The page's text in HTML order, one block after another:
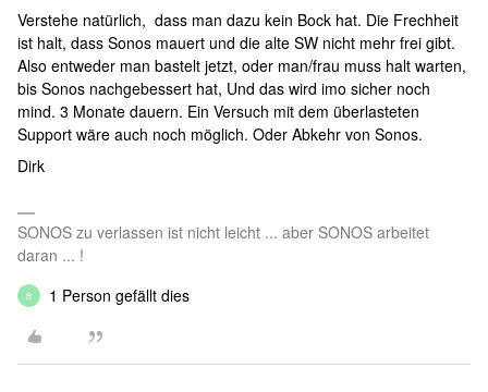
Verstehe natürlich, dass man dazu kein Bock hat. Die Frechheit
ist halt, dass Sonos mauert und die alte SW nicht mehr frei gibt.
Also entweder man bastelt jetzt, oder man/frau muss halt warten,
bis Sonos nachgebessert hat, Und das wird imo sicher noch
mind. 3 Monate dauern. Ein Versuch mit dem überlasteten
Support wäre auch noch möglich. Oder Abkehr von Sonos.
Dirk
SONOS zu verlassen ist nicht leicht ... aber SONOS arbeitet
daran ... !
B 1 Person gefällt dies